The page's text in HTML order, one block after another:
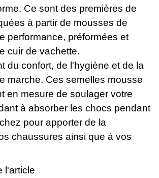
Ce sont des premières de
à partir de mousses de
performance, préformées et
cuir de vachette.
du confort, de l'hygiène et de la
marche. Ces semelles mousse
en mesure de soulager votre
à absorber les chocs pendant
pour apporter de la
chaussures ainsi que à vos
l'article